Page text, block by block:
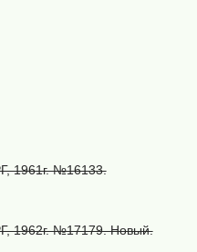
1961г. №16133.
1962г. №17179. Новый.